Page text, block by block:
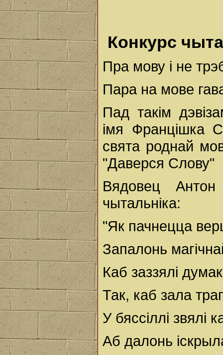
Конкурс
Пра мову і не
Пара на мове
Пад такім
імя Францішка
свята роднай
"Даверся Слову"
Вядовец
чытальніка:
"Як пачнецца
Запалонь
Каб заззялі
Так, каб зала
У бяссіллі звялі
Аб далонь